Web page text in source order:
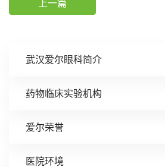
武汉爱尔眼科简介
药物临床实验机构
爱尔荣誉
医院环境
上一篇